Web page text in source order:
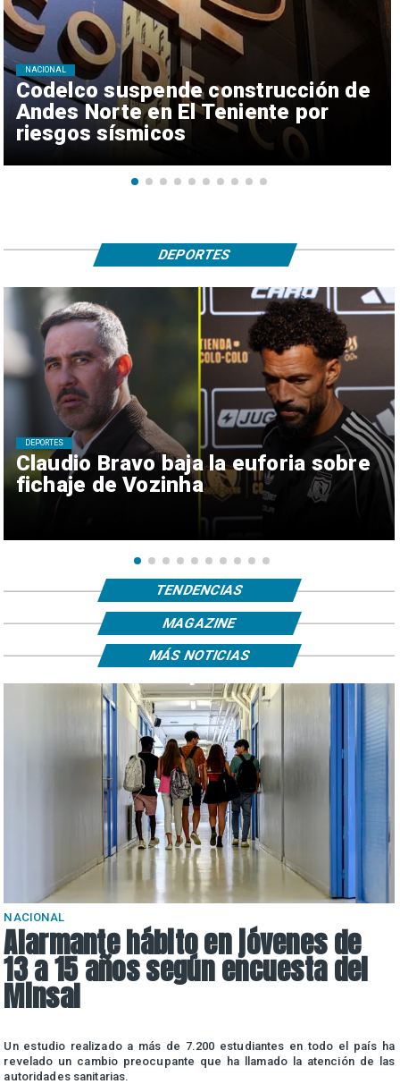
Codelco suspende construcción de
Andes Norte en El Teniente por
riesgos sísmicos
NACIONAL
Claudio Bravo baja la euforia sobre
fichaje de Vozinha
DEPORTES
DEPORTES
TENDENCIAS
MAGAZINE
NACIONAL
Alarmante hábito en jóvenes de
13 a 15 años según encuesta del
Minsal
Un estudio realizado a más de 7.200 estudiantes en todo el país ha
revelado un cambio preocupante que ha llamado la atención de las
autoridades sanitarias.
MÁS NOTICIAS